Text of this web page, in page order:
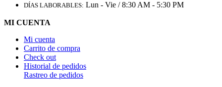
DÍAS LABORABLES: Lun - Vie / 8:30 AM - 5:30 PM
MI CUENTA
Mi cuenta
Carrito de compra
Check out
Historial de pedidos
Rastreo de pedidos